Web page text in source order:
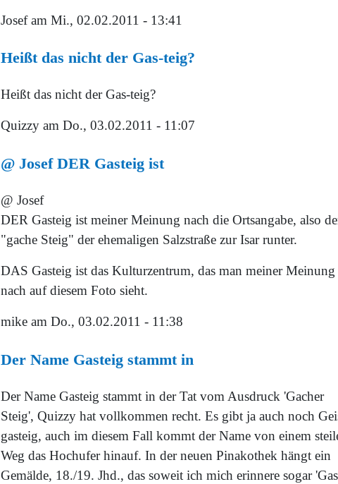
Josefam Mi., 02.02.2011 - 13:41
Heißt das nicht der Gas-teig?
Heißt das nicht der Gas-teig?
Quizzy am Do., 03.02.2011 - 11:07
@ Josef DER Gasteig ist
@ Josef
DER Gasteig ist meiner Meinung nach die Ortsangabe, also
"gache Steig" der ehemaligen Salzstraße zur Isar runter.
DAS Gasteig ist das Kulturzentrum, das man meiner Meinung
nach auf diesem Foto sieht.
mike am Do., 03.02.2011 - 11:38
Der Name Gasteig stammt in
Der Name Gasteig stammt in der Tat vom Ausdruck 'Gacher
Steig', Quizzy hat vollkommen recht. Es gibt ja auch noch
gasteig, auch im diesem Fall kommt der Name von einem
Weg das Hochufer hinauf. In der neuen Pinakothek hängt ein
Gemälde, 18./19. Jhd., das soweit ich mich erinnere sogar